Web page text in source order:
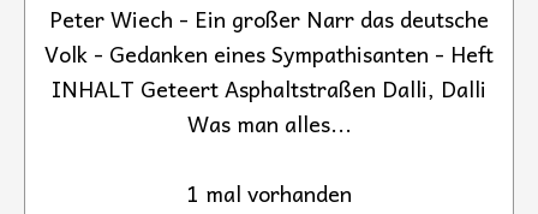
Peter Wiech - Ein großer Narr das deutsche
Volk - Gedanken eines Sympathisanten - Heft
INHALT Geteert Asphaltstraßen Dalli, Dalli
Was man alles...
1 mal vorhanden